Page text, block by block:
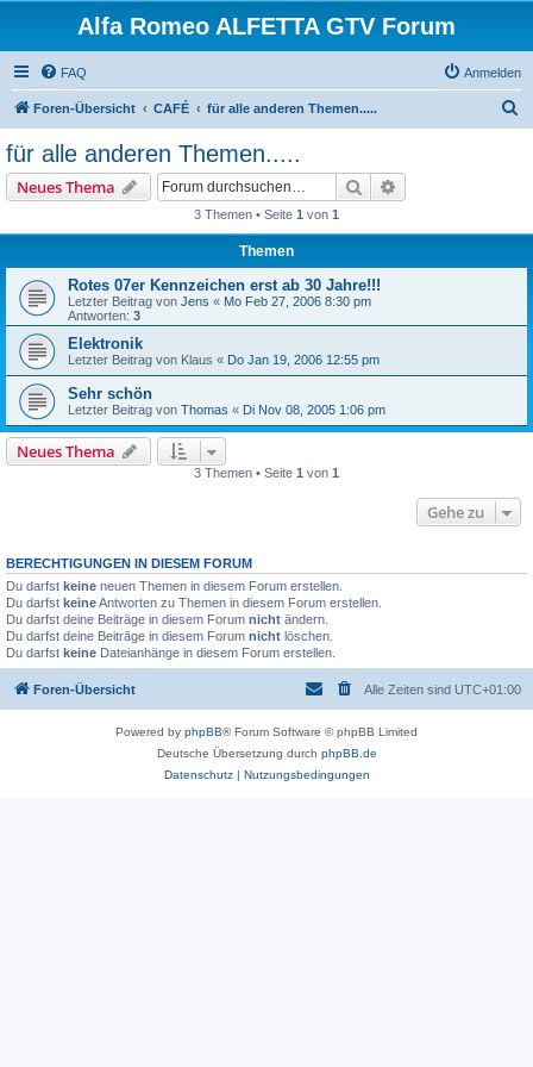
Alfa Romeo ALFETTA GTV Forum
FAQ Anmelden
Foren-Übersicht CAFÉ für alle anderen Themen.....
für alle anderen Themen.....
Neues Thema Suche
3 Themen • Seite 1 von 1
Themen
Rotes 07er Kennzeichen erst ab 30 Jahre!!!
Letzter Beitrag von Jens « Mo Feb 27, 2006 8:30 pm
Antworten: 3
Elektronik
Letzter Beitrag von Klaus « Do Jan 19, 2006 12:55 pm
Sehr schön
Letzter Beitrag von Thomas « Di Nov 08, 2005 1:06 pm
Neues Thema
3 Themen • Seite 1 von 1
Gehe zu
BERECHTIGUNGEN IN DIESEM FORUM
Du darfst keine neuen Themen in diesem Forum erstellen.
Du darfst keineAntworten zu Themen in diesem Forum erstellen.
Du darfst deine Beiträge in diesem Forum nicht ändern.
Du darfst deine Beiträge in diesem Forum nicht löschen.
Du darfst keine Dateianhänge in diesem Forum erstellen.
Foren-Übersicht Alle Zeiten sind UTC+01:00
Powered by phpBB® Forum Software © phpBB Limited
Deutsche Übersetzung durch phpBB.de
Datenschutz| Nutzungsbedingungen